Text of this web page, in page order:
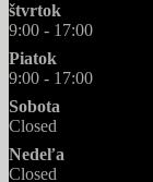
štvrtok
9:00 - 17:00
Piatok
9:00 - 17:00
Sobota
Closed
Nedeľa
Closed